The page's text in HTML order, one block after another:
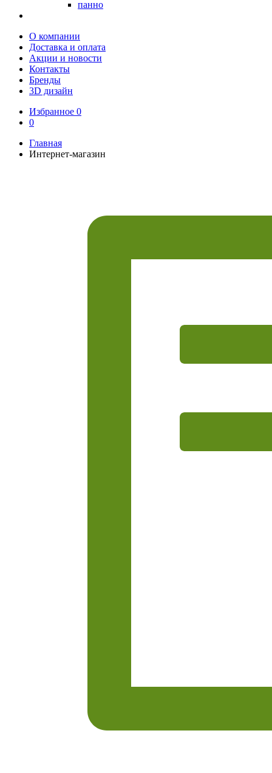
панно
О компании
Доставка и оплата
Акции и новости
Контакты
Бренды
3D дизайн
Избранное 0
0
Главная
Интернет-магазин